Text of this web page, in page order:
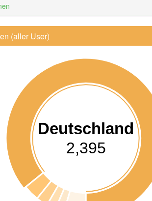
(aller User)
Deutschland
2,395